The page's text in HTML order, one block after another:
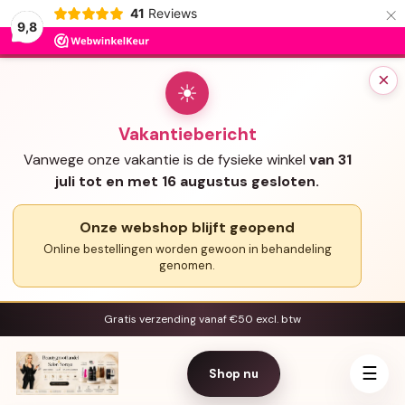
9,8
41 Reviews ×
×
☀
Vakantiebericht
Vanwege onze vakantie is de fysieke winkel van 31
juli tot en met 16 augustus gesloten.
Onze webshop blijft geopend
Online bestellingen worden gewoon in behandeling
genomen.
Gratis verzending vanaf €50 excl. btw
Shop nu ☰